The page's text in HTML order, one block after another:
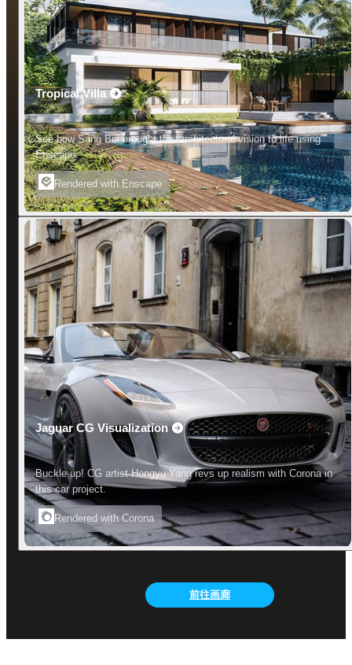
Tropical Villa
See how Sang Bui brought this architectural vision to life using
Enscape.
Rendered with Enscape
Jaguar CG Visualization
Buckle up! CG artist Hongyu Yang revs up realism with Corona in
this car project.
Rendered with Corona
前往画廊